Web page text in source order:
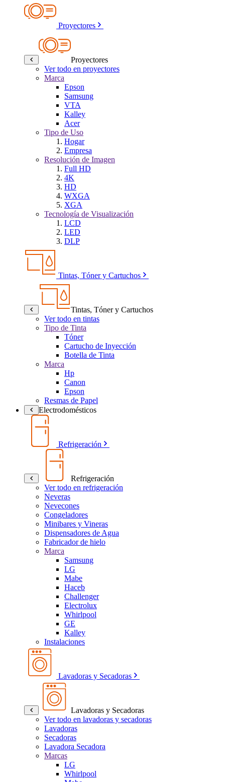
Proyectores
Proyectores
Ver todo en proyectores
Marca
Epson
Samsung
VTA
Kalley
Acer
Tipo de Uso
Hogar
Empresa
Resolución de Imagen
Full HD
4K
HD
WXGA
XGA
Tecnología de Visualización
LCD
LED
DLP
Tintas, Tóner y Cartuchos
Tintas, Tóner y Cartuchos
Ver todo en tintas
Tipo de Tinta
Tóner
Cartucho de Inyección
Botella de Tinta
Marca
Hp
Canon
Epson
Resmas de Papel
Electrodomésticos
Refrigeración
Refrigeración
Ver todo en refrigeración
Neveras
Nevecones
Congeladores
Minibares y Vineras
Dispensadores de Agua
Fabricador de hielo
Marca
Samsung
LG
Mabe
Haceb
Challenger
Electrolux
Whirlpool
GE
Kalley
Instalaciones
Lavadoras y Secadoras
Lavadoras y Secadoras
Ver todo en lavadoras y secadoras
Lavadoras
Secadoras
Lavadora Secadora
Marcas
LG
Whirlpool